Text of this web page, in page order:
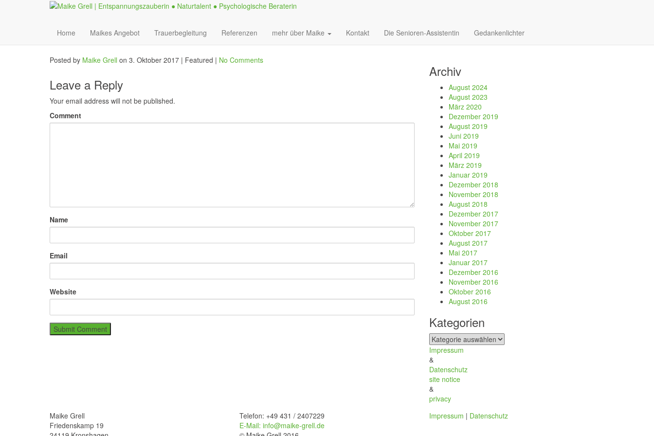
Home Maikes Angebot Trauerbegleitung Referenzen mehr über Maike Kontakt Die Senioren-Assistentin Gedankenlichter
Posted by Maike Grell on 3. Oktober 2017 | Featured | No Comments
Leave a Reply
Your email address will not be published.
Comment
Name
Email
Website
Archiv
August 2024
August 2023
März 2020
Dezember 2019
August 2019
Juni 2019
Mai 2019
April 2019
März 2019
Januar 2019
Dezember 2018
November 2018
August 2018
Dezember 2017
November 2017
Oktober 2017
August 2017
Mai 2017
Januar 2017
Dezember 2016
November 2016
Oktober 2016
August 2016
Kategorien
Kategorien
Impressum
&
Datenschutz
site notice
&
privacy
Maike Grell
Friedenskamp 19
Telefon: +49 431 / 2407229
E-Mail: info@maike-grell.de
Impressum | Datenschutz